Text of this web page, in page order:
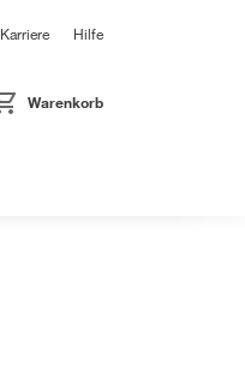
Karriere Hilfe
Warenkorb